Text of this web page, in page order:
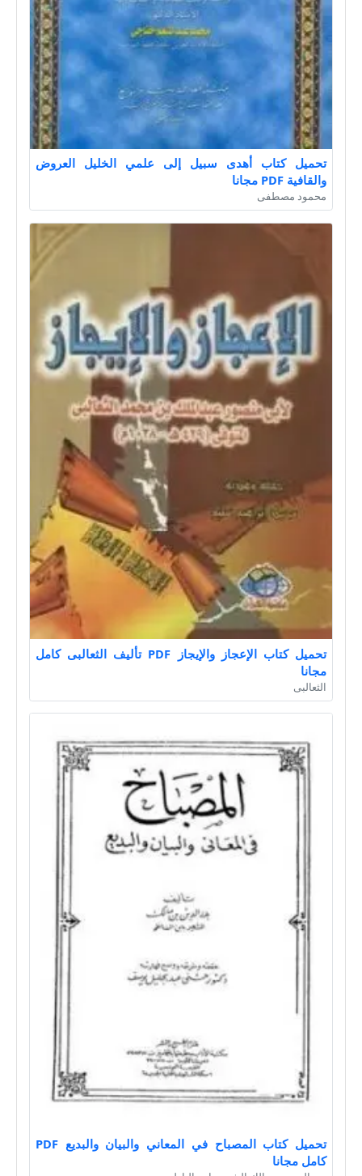
تحميل كتاب أهدى سبيل إلى علمي الخليل العروض
والقافية PDF مجانا
محمود مصطفى
تحميل كتاب الإعجاز والإيجاز PDF تأليف الثعالبى كامل
مجانا
الثعالبى
تحميل كتاب المصباح في المعاني والبيان والبديع PDF
كامل مجانا